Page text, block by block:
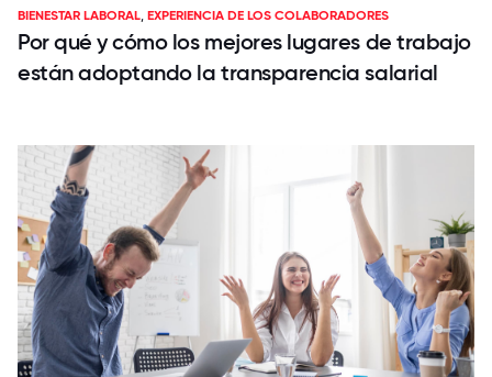
BIENESTAR LABORAL,EXPERIENCIA DE LOS COLABORADORES
Por qué y cómo los mejores lugares de trabajo
están adoptando la transparencia salarial